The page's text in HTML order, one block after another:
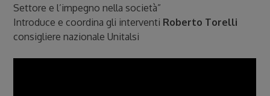
Settore e l’impegno nella società”
Introduce e coordina gli interventi Roberto Torelli
consigliere nazionale Unitalsi